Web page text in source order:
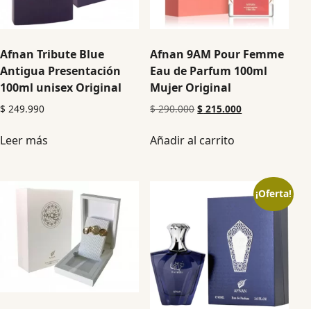
Afnan Tribute Blue
Antigua Presentación
100ml unisex Original
$ 249.990
Leer más
Afnan 9AM Pour Femme
Eau de Parfum 100ml
Mujer Original
$290.000 $ 215.000
Añadir al carrito
¡Oferta!